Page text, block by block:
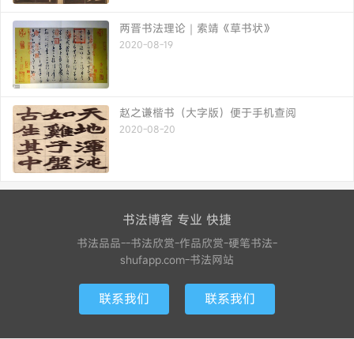
两晋书法理论｜索靖《草书状》
2020-08-19
赵之谦楷书（大字版）便于手机查阅
2020-08-20
书法博客 专业 快捷
书法品品--书法欣赏-作品欣赏-硬笔书法-
shufapp.com-书法网站
联系我们 联系我们